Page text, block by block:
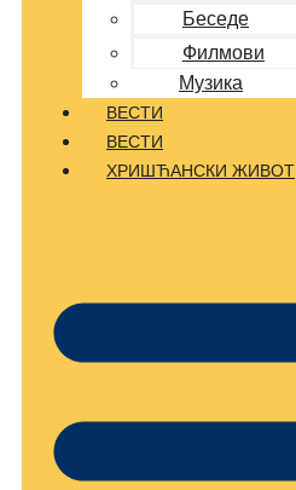
Беседе
Филмови
Музика
ВЕСТИ
ВЕСТИ
ХРИШЋАНСКИ ЖИВОТ